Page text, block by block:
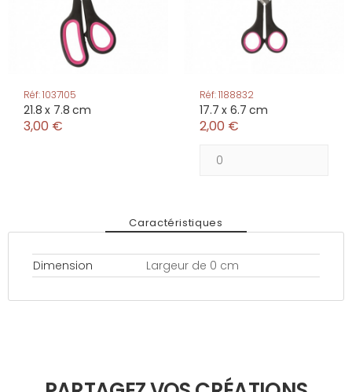
Réf: 1037105
21.8 x 7.8 cm
3,00 €
Réf: 1188832
17.7 x 6.7 cm
2,00 €
Caractéristiques
Dimension Largeur de 0 cm